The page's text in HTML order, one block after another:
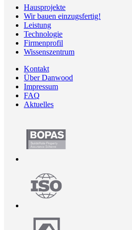
Hausprojekte
Wir bauen einzugsfertig!
Leistung
Technologie
Firmenprofil
Wissenszentrum
Kontakt
Über Danwood
Impressum
FAQ
Aktuelles